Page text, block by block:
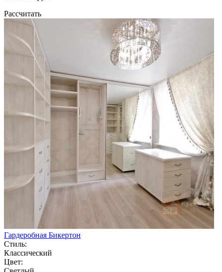
Рассчитать
Гардеробная Бикертон
Стиль:
Классический
Цвет: